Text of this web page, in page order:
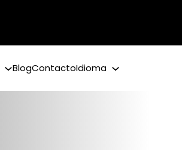
BlogContactoIdioma